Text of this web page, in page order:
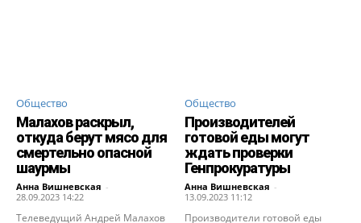
Общество
Малахов раскрыл,
откуда берут мясо для
смертельно опасной
шаурмы
Анна Вишневская -
28.09.2023 14:22
Телеведущий Андрей Малахов
Общество
Производителей
готовой еды могут
ждать проверки
Генпрокуратуры
Анна Вишневская -
13.09.2023 11:12
Производители готовой еды